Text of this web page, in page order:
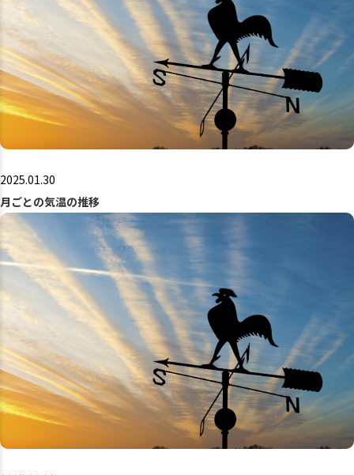
2025.01.30
月ごとの気温の推移